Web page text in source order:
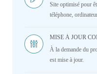
Site optimisé pour
téléphone,
MISE À JOUR
À la demande du
est mise à jour.